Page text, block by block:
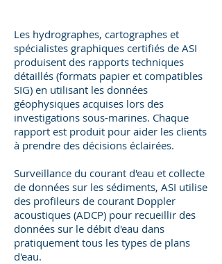
Les hydrographes, cartographes et
spécialistes graphiques certifiés de ASI
produisent des rapports techniques
détaillés (formats papier et compatibles
SIG) en utilisant les données
géophysiques acquises lors des
investigations sous-marines. Chaque
rapport est produit pour aider les clients
à prendre des décisions éclairées.
Surveillance du courant d'eau et collecte
de données sur les sédiments, ASI utilise
des profileurs de courant Doppler
acoustiques (ADCP) pour recueillir des
données sur le débit d'eau dans
pratiquement tous les types de plans
d'eau.